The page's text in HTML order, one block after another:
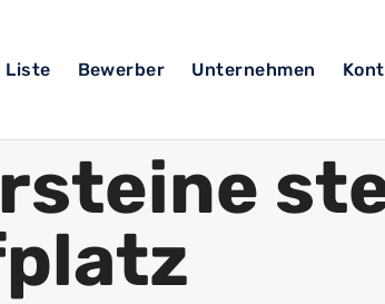
Liste Bewerber Unternehmen